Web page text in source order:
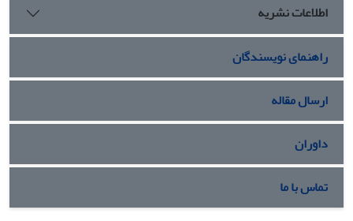
اطلاعات نشریه
راهنمای نویسندگان
ارسال مقاله
داوران
تماس با ما